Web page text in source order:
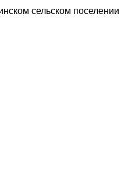
сельском поселении